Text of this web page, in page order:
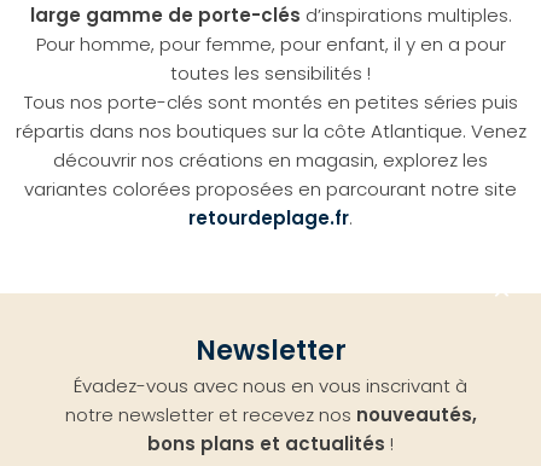
large gamme de porte-clés d’inspirations multiples.
Pour homme, pour femme, pour enfant, il y en a pour
toutes les sensibilités !
Tous nos porte-clés sont montés en petites séries puis
répartis dans nos boutiques sur la côte Atlantique. Venez
découvrir nos créations en magasin, explorez les
variantes colorées proposées en parcourant notre site
retourdeplage.fr.
Newsletter
Évadez-vous avec nous en vous inscrivant à
notre newsletter et recevez nos nouveautés,
bons plans et actualités !